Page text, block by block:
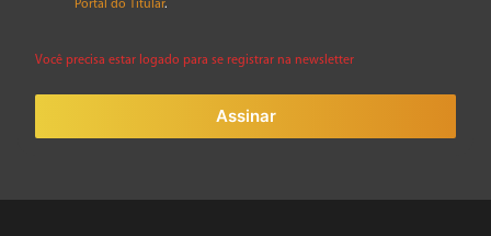
Portal do Titular.
Você precisa estar logado para se registrar na newsletter
Assinar